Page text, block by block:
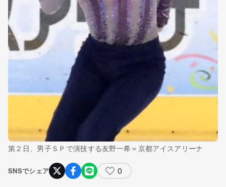
第２日、男子ＳＰで演技する友野一希＝京都アイスアリーナ
SNSでシェア 0